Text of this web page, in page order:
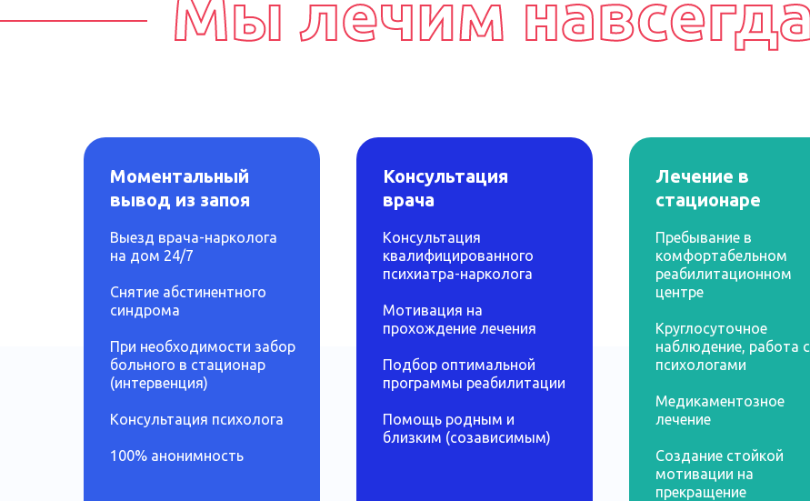
Моментальный
вывод из запоя
Выезд врача-нарколога
на дом 24/7
Снятие абстинентного
синдрома
При необходимости забор
больного в стационар
(интервенция)
Консультация психолога
100% анонимность
Консультация
врача
Консультация
квалифицированного
психиатра-нарколога
Мотивация на
прохождение лечения
Подбор оптимальной
программы реабилитации
Помощь родным и
близким (созависимым)
Лечение в
стационаре
Пребывание в
комфортабельном
реабилитационном
центре
Круглосуточное
наблюдение, работа с
психологами
Медикаментозное
лечение
Создание стойкой
мотивации на
прекращение